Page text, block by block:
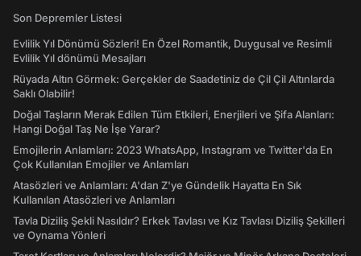
Son Depremler Listesi
Evlilik Yıl Dönümü Sözleri! En Özel Romantik, Duygusal ve Resimli
Evlilik Yıl dönümü Mesajları
Rüyada Altın Görmek: Gerçekler de Saadetiniz de Çil Çil Altınlarda
Saklı Olabilir!
Doğal Taşların Merak Edilen Tüm Etkileri, Enerjileri ve Şifa Alanları:
Hangi Doğal Taş Ne İşe Yarar?
Emojilerin Anlamları: 2023 WhatsApp, Instagram ve Twitter'da En
Çok Kullanılan Emojiler ve Anlamları
Atasözleri ve Anlamları: A'dan Z'ye Gündelik Hayatta En Sık
Kullanılan Atasözleri ve Anlamları
Tavla Diziliş Şekli Nasıldır? Erkek Tavlası ve Kız Tavlası Diziliş Şekilleri
ve Oynama Yönleri